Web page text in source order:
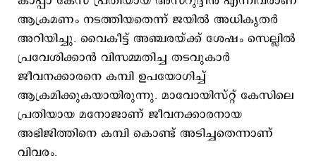
ആക്രമണം നടത്തിയതെന്ന് ജയിൽ അധികൃതർ
അറിയിച്ചു. വൈകീട്ട് അഞ്ചരയ്ക്ക് ശേഷം സെല്ലിൽ
പ്രവേശിക്കാൻ വിസമ്മതിച്ച തടവുകാർ
ജീവനക്കാരനെ കമ്പി ഉപയോഗിച്ച്
ആക്രമിക്കുകയായിരുന്നു. മാവോയിസ്റ്റ് കേസിലെ
പ്രതിയായ മനോജാണ് ജീവനക്കാരനായ
അഭിജിത്തിനെ കമ്പി കൊണ്ട് അടിച്ചതെന്നാണ്
വിവരം.